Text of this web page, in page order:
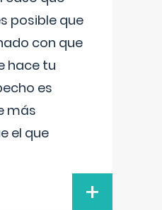
posible que
con que
hace tu
es
más
el que
+